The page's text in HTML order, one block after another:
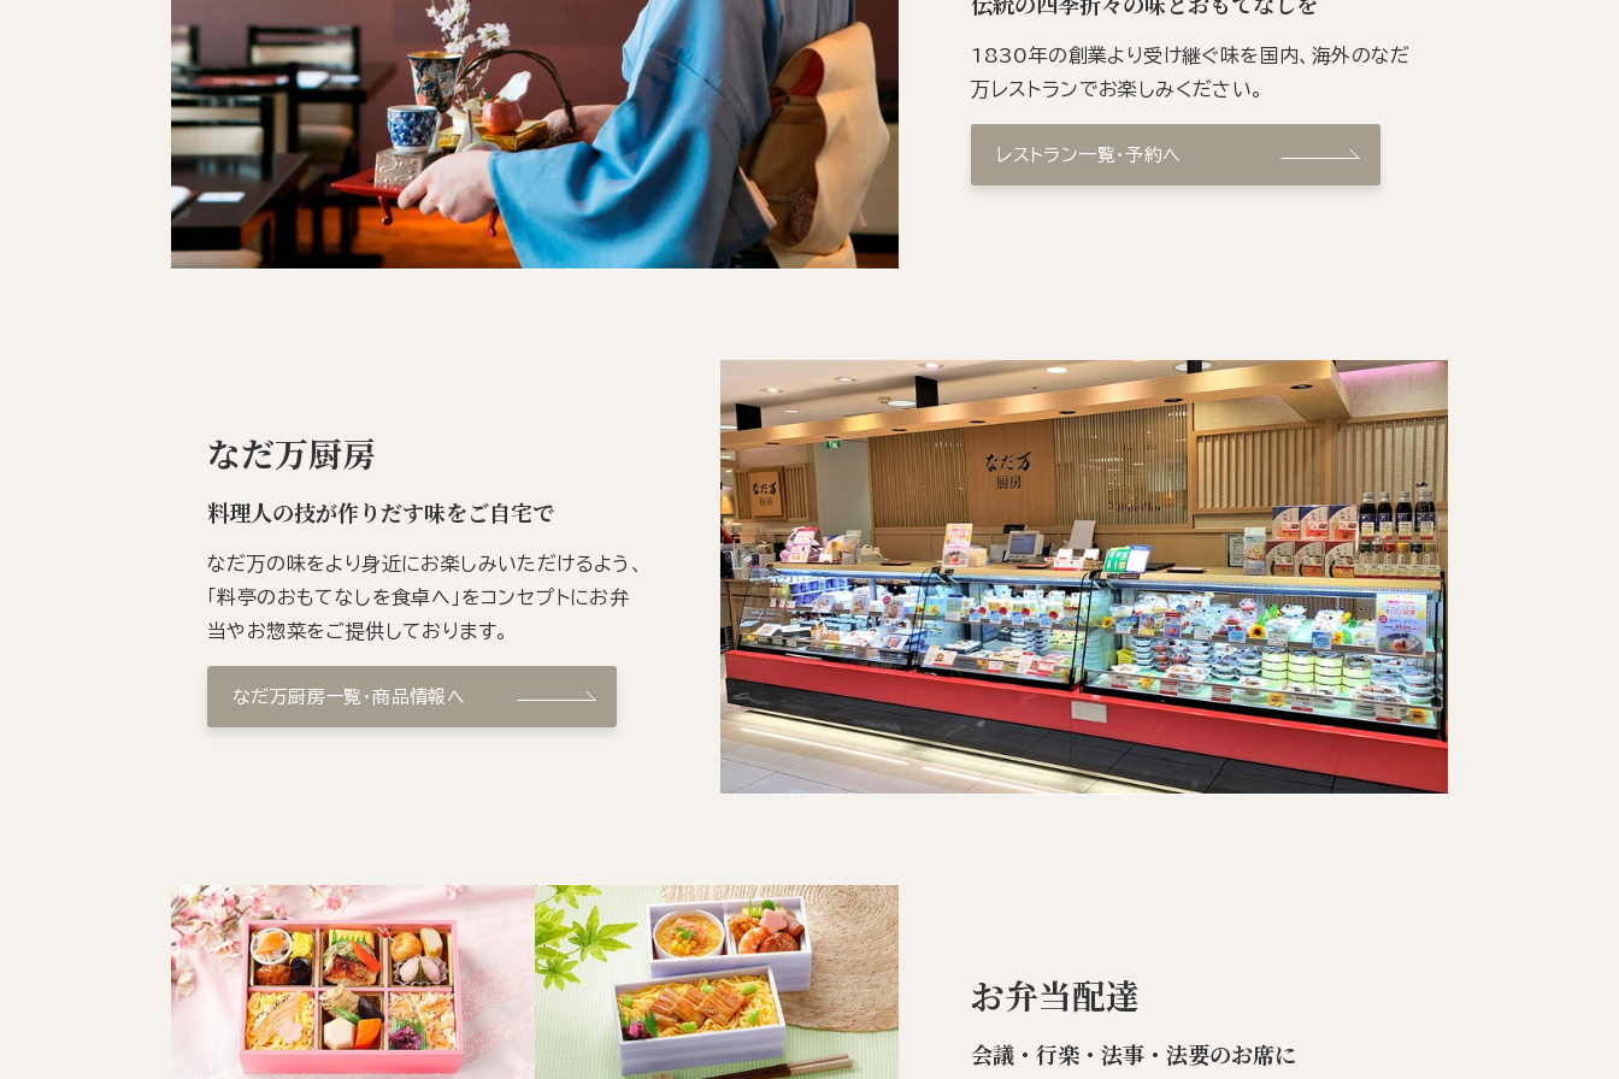
1830年の創業より受け継ぐ味を国内、海外のなだ
万レストランでお楽しみください。
レストラン一覧・予約へ
なだ万厨房
料理人の技が作りだす味をご自宅で
なだ万の味をより身近にお楽しみいただけるよう、
「料亭のおもてなしを食卓へ」をコンセプトにお弁
当やお惣菜をご提供しております。
なだ万厨房一覧・商品情報へ
お弁当配達
会議・行楽・法事・法要のお席に